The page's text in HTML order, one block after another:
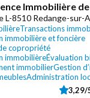
Immobilière
L-8510 Redange-
Transactions
immobilière et foncière
copropriété
immobilièreÉvaluation
immobilierGestion
Administration
3,29/